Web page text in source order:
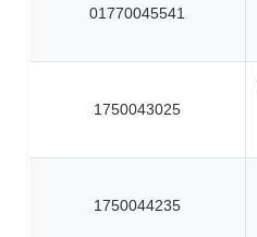
01770045541
1750043025
1750044235